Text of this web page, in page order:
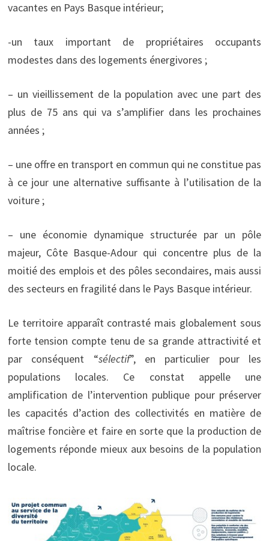
vacantes en Pays Basque intérieur;
-un taux important de propriétaires occupants
modestes dans des logements énergivores ;
– un vieillissement de la population avec une part des
plus de 75 ans qui va s’amplifier dans les prochaines
années ;
– une offre en transport en commun qui ne constitue pas
à ce jour une alternative suffisante à l’utilisation de la
voiture ;
– une économie dynamique structurée par un pôle
majeur, Côte Basque-Adour qui concentre plus de la
moitié des emplois et des pôles secondaires, mais aussi
des secteurs en fragilité dans le Pays Basque intérieur.
Le territoire apparaît contrasté mais globalement sous
forte tension compte tenu de sa grande attractivité et
par conséquent “sélectif”, en particulier pour les
populations locales. Ce constat appelle une
amplification de l’intervention publique pour préserver
les capacités d’action des collectivités en matière de
maîtrise foncière et faire en sorte que la production de
logements réponde mieux aux besoins de la population
locale.